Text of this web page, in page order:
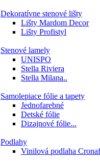
Dekoratívne stenové lišty
Lišty Mardom Decor
Lišty Profistyl
Stenové lamely
UNISPO
Stella Riviera
Stella Milana..
Samolepiace fólie a tapety
Jednofarebné
Detské fólie
Dizajnové fólie...
Podlahy
Vinilová podlaha